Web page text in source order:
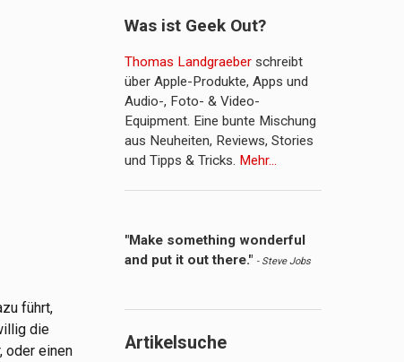
führt,
die
oder einen
Was ist Geek Out?
Thomas Landgraeber schreibt
über Apple-Produkte, Apps und
Audio-, Foto- & Video-
Equipment. Eine bunte Mischung
aus Neuheiten, Reviews, Stories
und Tipps & Tricks. Mehr…
"Make something wonderful
and put it out there." - Steve Jobs
Artikelsuche